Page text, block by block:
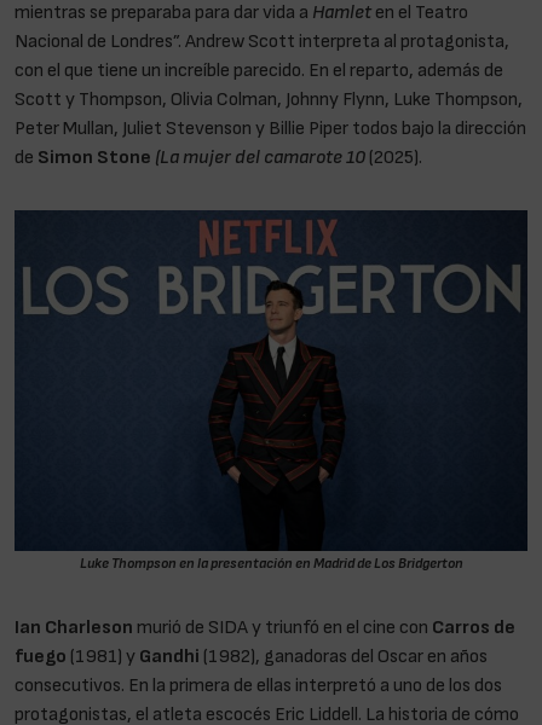
mientras se preparaba para dar vida a Hamlet en el Teatro
Nacional de Londres”. Andrew Scott interpreta al protagonista,
con el que tiene un increíble parecido. En el reparto, además de
Scott y Thompson, Olivia Colman, Johnny Flynn, Luke Thompson,
Peter Mullan, Juliet Stevenson y Billie Piper todos bajo la dirección
de Simon Stone (La mujer del camarote 10 (2025).
Luke Thompson en la presentación en Madrid de Los Bridgerton
Ian Charleson murió de SIDA y triunfó en el cine con Carros de
fuego (1981) y Gandhi (1982), ganadoras del Oscar en años
consecutivos. En la primera de ellas interpretó a uno de los dos
protagonistas, el atleta escocés Eric Liddell. La historia de cómo